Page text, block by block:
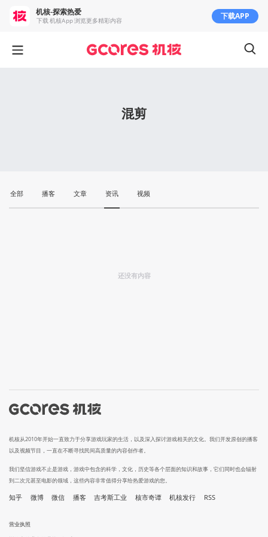
混剪
全部 播客 文章 资讯 视频
还没有内容
机核从2010年开始一直致力于分享游戏玩家的生活，以及深入探讨游戏相关的文化。我们开发原创的播客
以及视频节目，一直在不断寻找民间高质量的内容创作者。
我们坚信游戏不止是游戏，游戏中包含的科学，文化，历史等各个层面的知识和故事，它们同时也会辐射
到二次元甚至电影的领域，这些内容非常值得分享给热爱游戏的您。
知乎 微博 微信 播客 吉考斯工业 核市奇谭 机核发行 RSS
营业执照
机核-探索热爱
下载 机核App 浏览更多精彩内容 下载APP